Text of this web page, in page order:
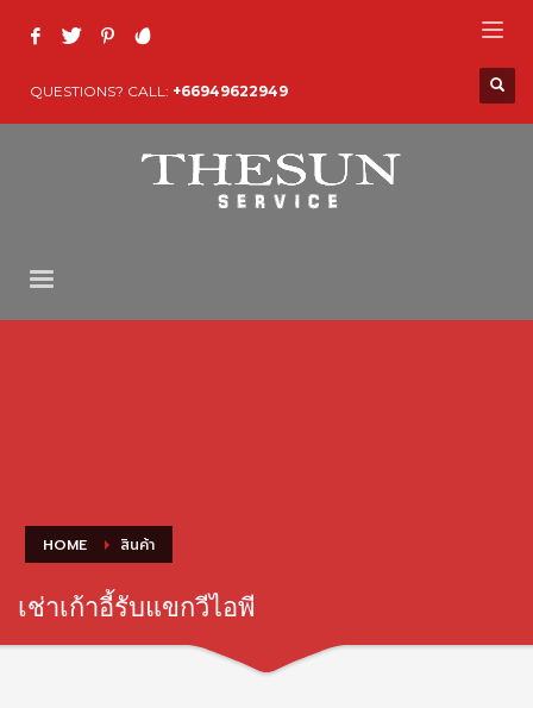
QUESTIONS? CALL: +66949622949
HOME สินค้า
เช่าเก้าอี้รับแขกวีไอพี